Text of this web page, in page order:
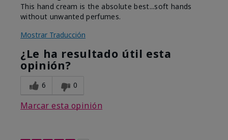
This hand cream is the absolute best...soft hands
without unwanted perfumes.
Mostrar Traducción
¿Le ha resultado útil esta
opinión?
6 0
Marcar esta opinión